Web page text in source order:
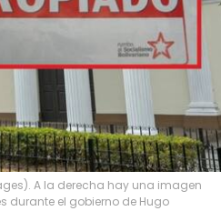
A la derecha hay una imagen
durante el gobierno de Hugo